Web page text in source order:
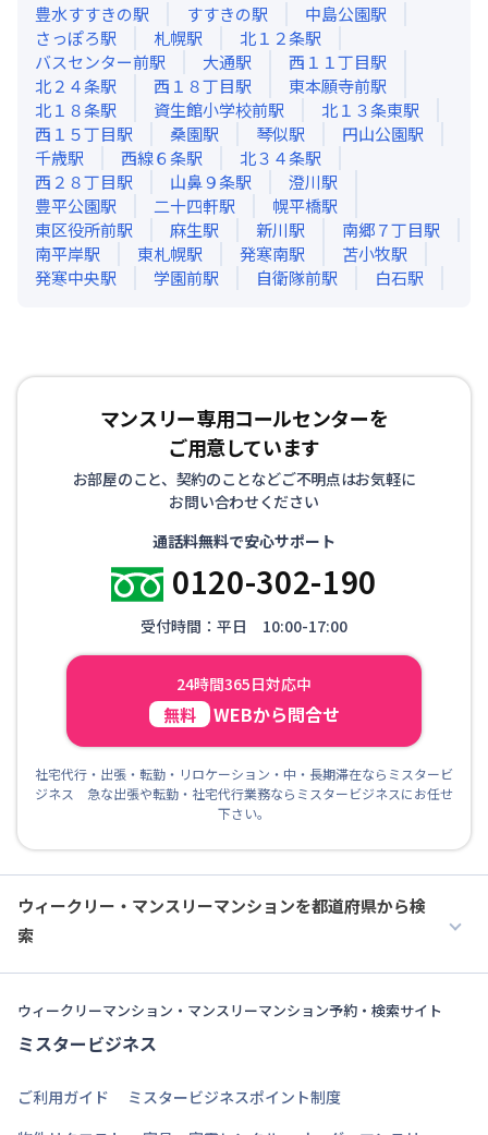
豊水すすきの駅 すすきの駅 中島公園駅
さっぽろ駅 札幌駅 北１２条駅
バスセンター前駅 大通駅 西１１丁目駅
北２４条駅 西１８丁目駅 東本願寺前駅
北１８条駅 資生館小学校前駅 北１３条東駅
西１５丁目駅 桑園駅 琴似駅 円山公園駅
千歳駅 西線６条駅 北３４条駅
西２８丁目駅 山鼻９条駅 澄川駅
豊平公園駅 二十四軒駅 幌平橋駅
東区役所前駅 麻生駅 新川駅 南郷７丁目駅
南平岸駅 東札幌駅 発寒南駅 苫小牧駅
発寒中央駅 学園前駅 自衛隊前駅 白石駅
マンスリー専用コールセンターを
ご用意しています
お部屋のこと、契約のことなどご不明点はお気軽に
お問い合わせください
通話料無料で安心サポート
0120-302-190
受付時間：平日 10:00-17:00
24時間365日対応中
無料 WEBから問合せ
社宅代行・出張・転勤・リロケーション・中・長期滞在ならミスタービ
ジネス 急な出張や転勤・社宅代行業務ならミスタービジネスにお任せ
下さい。
ウィークリー・マンスリーマンションを都道府県から検
索
ウィークリーマンション・マンスリーマンション予約・検索サイト
ミスタービジネス
ご利用ガイド
ミスタービジネスポイント制度